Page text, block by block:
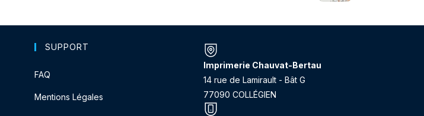
SUPPORT
FAQ
Mentions Légales
Imprimerie Chauvat-Bertau
14 rue de Lamirault - Bât G
77090 COLLÉGIEN